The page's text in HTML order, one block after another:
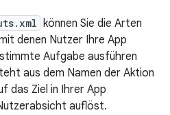
können Sie die Arten
denen Nutzer Ihre App
Aufgabe ausführen
aus dem Namen der Aktion
das Ziel in Ihrer App
auflöst.